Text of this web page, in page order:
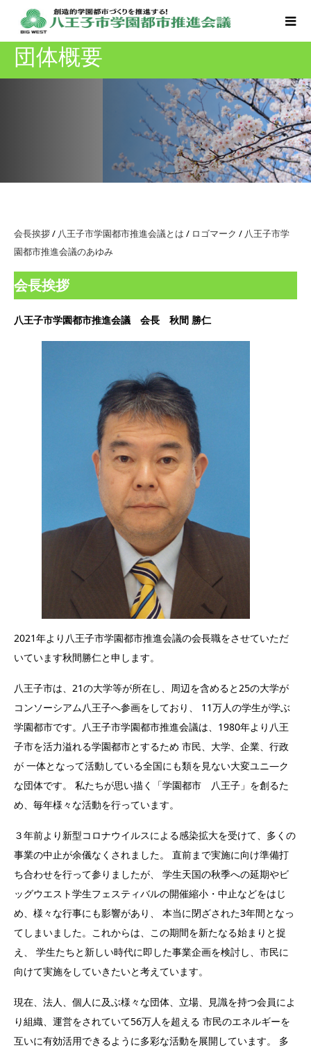
団体概要
会長挨拶/ 八王子市学園都市推進会議とは / ロゴマーク / 八王子市学
園都市推進会議のあゆみ
会長挨拶
八王子市学園都市推進会議 会長 秋間 勝仁
2021年より八王子市学園都市推進会議の会長職をさせていただ
いています秋間勝仁と申します。
八王子市は、21の大学等が所在し、周辺を含めると25の大学が
コンソーシアム八王子へ参画をしており、 11万人の学生が学ぶ
学園都市です。八王子市学園都市推進会議は、1980年より八王
子市を活力溢れる学園都市とするため 市民、大学、企業、行政
が 一体となって活動している全国にも類を見ない大変ユニ―ク
な団体です。 私たちが思い描く「学園都市 八王子」を創るた
め、毎年様々な活動を行っています。
３年前より新型コロナウイルスによる感染拡大を受けて、多くの
事業の中止が余儀なくされました。 直前まで実施に向け準備打
ち合わせを行って参りましたが、 学生天国の秋季への延期やビ
ッグウエスト学生フェスティバルの開催縮小・中止などをはじ
め、様々な行事にも影響があり、 本当に閉ざされた3年間となっ
てしまいました。これからは、この期間を新たなる始まりと捉
え、 学生たちと新しい時代に即した事業企画を検討し、市民に
向けて実施をしていきたいと考えています。
現在、法人、個人に及ぶ様々な団体、立場、見識を持つ会員によ
り組織、運営をされていて56万人を超える 市民のエネルギーを
互いに有効活用できるように多彩な活動を展開しています。 多